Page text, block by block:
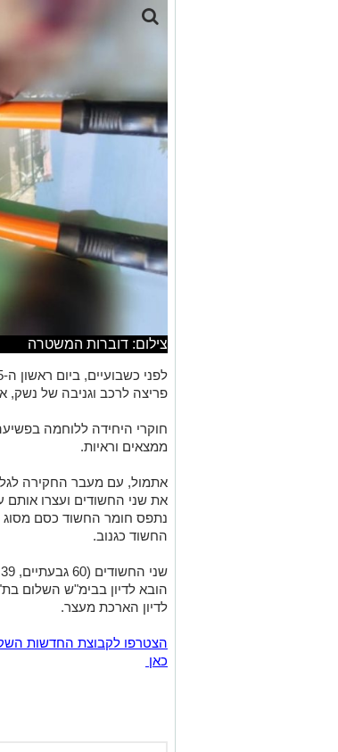
צילום: דוברות המשטרה
פריצה לרכב וגניבה של נשק,
חוקרי היחידה ללוחמה
ממצאים וראיות.
אתמול, עם מעבר החקירה
את שני החשודים ועצרו אותם
החשוד כגנוב.
לדיון הארכת מעצר.
כאן